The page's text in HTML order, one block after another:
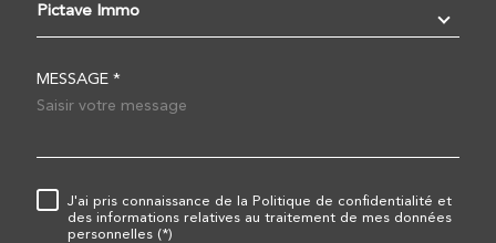
Pictave Immo
MESSAGE *
RÈGLEMENTATION
J'ai pris connaissance de la Politique de confidentialité et
des informations relatives au traitement de mes données
personnelles (*)